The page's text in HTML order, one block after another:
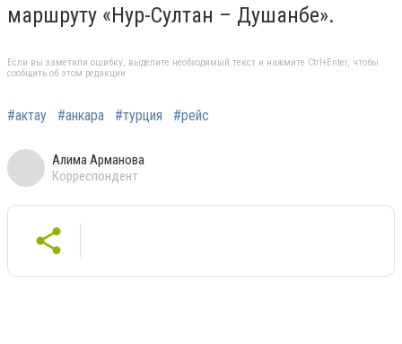
маршруту «Нур-Султан – Душанбе».
Если вы заметили ошибку, выделите необходимый текст и нажмите Ctrl+Enter, чтобы
сообщить об этом редакции
#актау #анкара #турция #рейс
Алима Арманова
Корреспондент